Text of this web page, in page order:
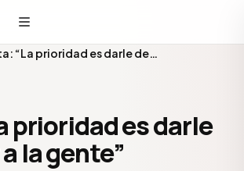
“La prioridad es darle de…
prioridad es darle
la gente”